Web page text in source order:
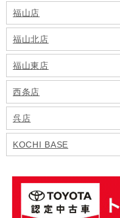
福山店
福山北店
福山東店
西条店
呉店
KOCHI BASE